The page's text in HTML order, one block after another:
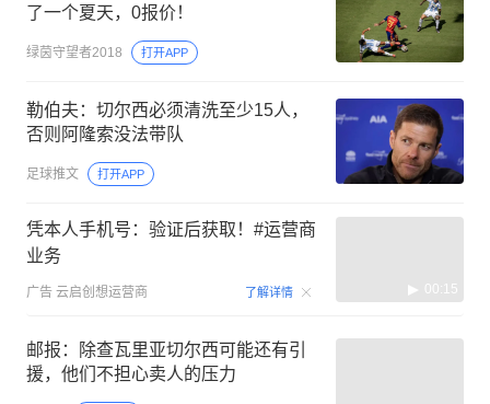
了一个夏天，0报价！
绿茵守望者2018 打开APP
勒伯夫：切尔西必须清洗至少15人，
否则阿隆索没法带队
足球推文 打开APP
凭本人手机号：验证后获取！#运营商
业务
广告 云启创想运营商 了解详情 00:15
邮报：除查瓦里亚切尔西可能还有引
援，他们不担心卖人的压力